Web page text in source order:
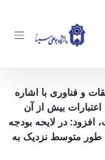
علوم برای سال
سینا همدان
و فناوری با اشاره
اعتبارات بیش از آن
در لایحه بودجه
طور متوسط نزدیک به